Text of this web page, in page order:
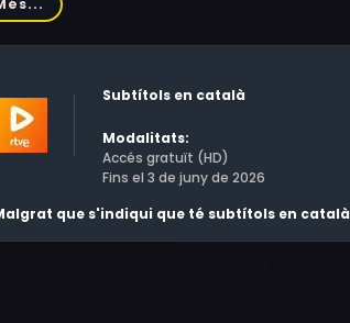
Subtítols en català
Modalitats:
Accés gratuït (HD)
Fins el 3 de juny de 2026
que s'indiqui que té subtítols en